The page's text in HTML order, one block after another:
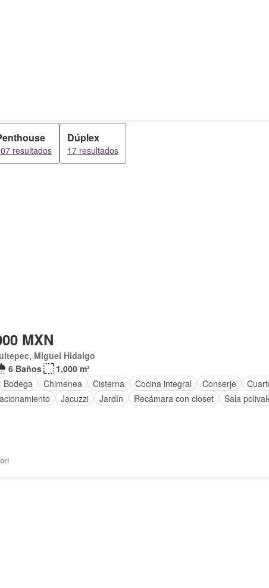
resultados
Dúplex
17 resultados
MXN
Miguel Hidalgo
6 Baños
1,000 m²
Bodega Chimenea Cisterna Cocina integral Conserje
Jacuzzi Jardín Recámara con closet Sala